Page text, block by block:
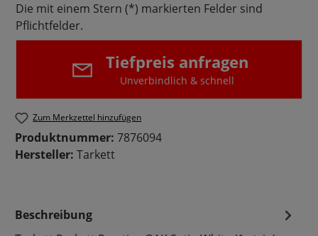
Die mit einem Stern (*) markierten Felder sind
Pflichtfelder.
Tiefpreis anfragen
Unverbindlich & schnell
Zum Merkzettel hinzufügen
Produktnummer: 7876094
Hersteller: Tarkett
Beschreibung